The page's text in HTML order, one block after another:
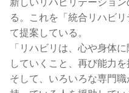
る。これを「統合リハビ
て提案している。
「リハビリは、心や身体
していくこと、再び能力
そして、いろいろな専門